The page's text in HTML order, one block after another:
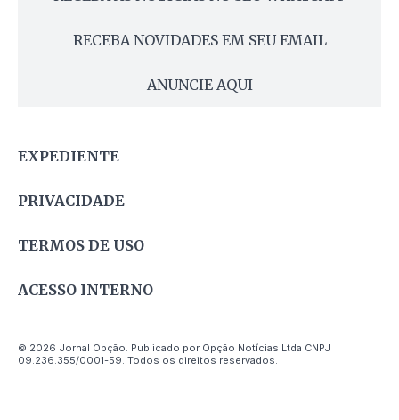
RECEBA NOVIDADES EM SEU EMAIL
ANUNCIE AQUI
EXPEDIENTE
PRIVACIDADE
TERMOS DE USO
ACESSO INTERNO
© 2026 Jornal Opção. Publicado por Opção Notícias Ltda CNPJ
09.236.355/0001-59. Todos os direitos reservados.